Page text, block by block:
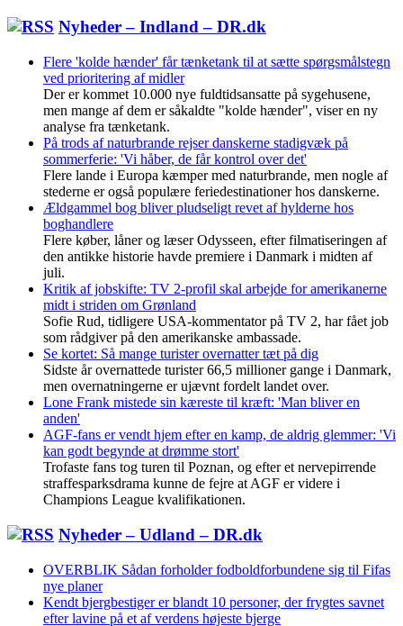
Nyheder – Indland – DR.dk
Flere 'kolde hænder' får tænketank til at sætte spørgsmålstegn
ved prioritering af midler
Der er kommet 10.000 nye fuldtidsansatte på sygehusene,
men mange af dem er såkaldte "kolde hænder", viser en ny
analyse fra tænketank.
På trods af naturbrande rejser danskerne stadigvæk på
sommerferie: 'Vi håber, de får kontrol over det'
Flere lande i Europa kæmper med naturbrande, men nogle af
stederne er også populære feriedestinationer hos danskerne.
Ældgammel bog bliver pludseligt revet af hylderne hos
boghandlere
Flere køber, låner og læser Odysseen, efter filmatiseringen af
den antikke historie havde premiere i Danmark i midten af
juli.
Kritik af jobskifte: TV 2-profil skal arbejde for amerikanerne
midt i striden om Grønland
Sofie Rud, tidligere USA-kommentator på TV 2, har fået job
som rådgiver på den amerikanske ambassade.
Se kortet: Så mange turister overnatter tæt på dig
Sidste år overnattede turister 66,5 millioner gange i Danmark,
men overnatningerne er ujævnt fordelt landet over.
Lone Frank mistede sin kæreste til kræft: 'Man bliver en
anden'
AGF-fans er vendt hjem efter en kamp, de aldrig glemmer: 'Vi
kan godt begynde at drømme stort'
Trofaste fans tog turen til Poznan, og efter et nervepirrende
straffesparksdrama kunne de fejre at AGF er videre i
Champions League kvalifikationen.
Nyheder – Udland – DR.dk
OVERBLIK Sådan forholder fodboldforbundene sig til Fifas
nye planer
Kendt bjergbestiger er blandt 10 personer, der frygtes savnet
efter lavine på et af verdens højeste bjerge